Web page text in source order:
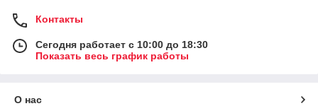
Контакты
Сегодня работает с 10:00 до 18:30
Показать весь график работы
О нас